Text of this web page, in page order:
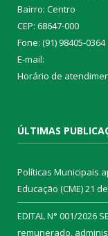
Bairro: Centro
CEP: 68647-000
Fone: (91) 98405-0364
E-mail:
Horário de
ÚLTIMAS
Políticas Municipais
Educação (CME)21
EDITAL N° 001/2026
remunerado,